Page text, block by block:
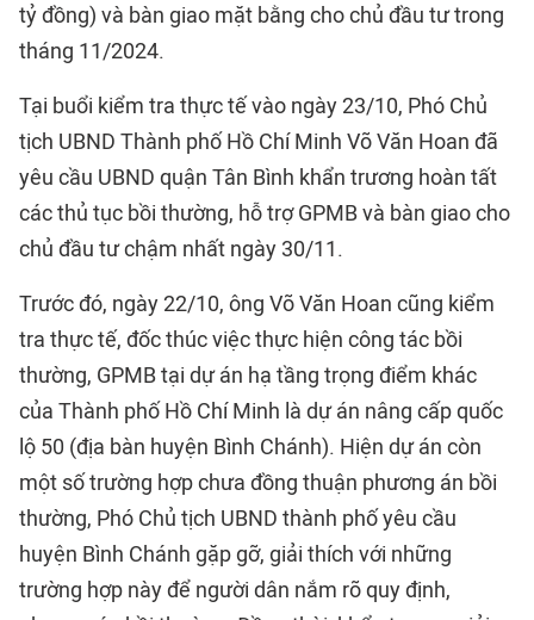
tỷ đồng) và bàn giao mặt bằng cho chủ đầu tư trong
tháng 11/2024.
Tại buổi kiểm tra thực tế vào ngày 23/10, Phó Chủ
tịch UBND Thành phố Hồ Chí Minh Võ Văn Hoan đã
yêu cầu UBND quận Tân Bình khẩn trương hoàn tất
các thủ tục bồi thường, hỗ trợ GPMB và bàn giao cho
chủ đầu tư chậm nhất ngày 30/11.
Trước đó, ngày 22/10, ông Võ Văn Hoan cũng kiểm
tra thực tế, đốc thúc việc thực hiện công tác bồi
thường, GPMB tại dự án hạ tầng trọng điểm khác
của Thành phố Hồ Chí Minh là dự án nâng cấp quốc
lộ 50 (địa bàn huyện Bình Chánh). Hiện dự án còn
một số trường hợp chưa đồng thuận phương án bồi
thường, Phó Chủ tịch UBND thành phố yêu cầu
huyện Bình Chánh gặp gỡ, giải thích với những
trường hợp này để người dân nắm rõ quy định,